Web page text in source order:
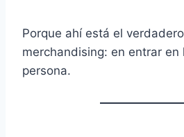
Porque ahí está el
merchandising: en entrar en
persona.